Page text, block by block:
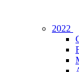
2022